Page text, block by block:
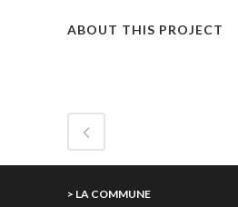
ABOUT THIS PROJECT
> LA COMMUNE